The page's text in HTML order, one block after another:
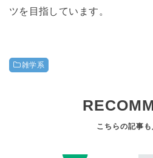
ツを目指しています。
雑学系